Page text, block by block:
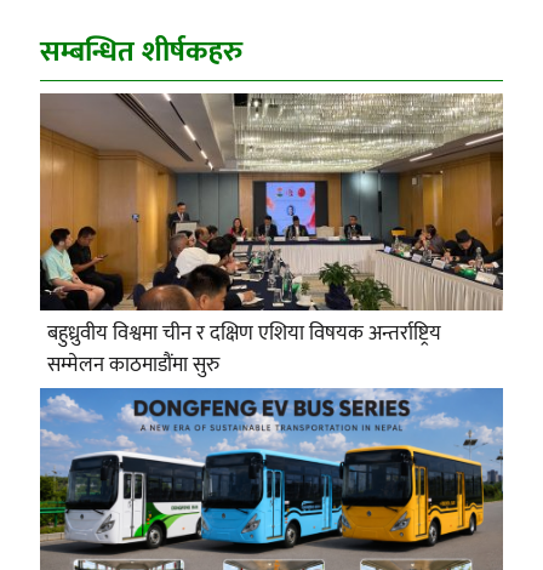
सम्बन्धित शीर्षकहरु
बहुध्रुवीय विश्वमा चीन र दक्षिण एशिया विषयक अन्तर्राष्ट्रिय
सम्मेलन काठमाडौंमा सुरु